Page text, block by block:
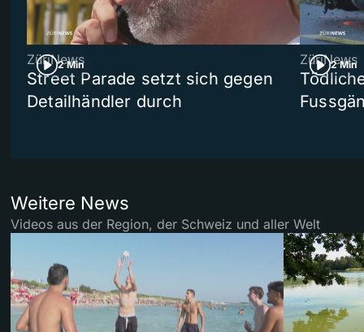
2 Min
ZüriNews
Street Parade setzt sich gegen
Detailhändler durch
2 Min
ZüriNews
Weitere News
Videos aus der Region, der Schweiz und aller Welt